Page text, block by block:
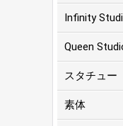
Infinity
Queen
スタチュー
素体